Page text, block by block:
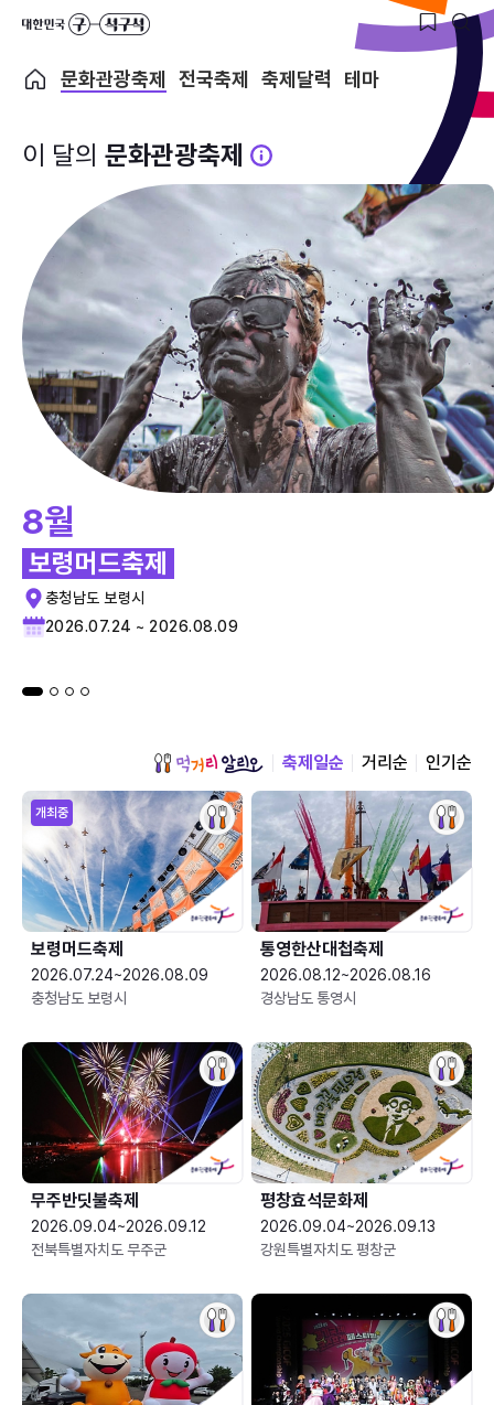
문화관광축제 전국축제 축제달력 테마
이 달의 문화관광축제
8월
보령머드축제
충청남도 보령시
2026.07.24 ~ 2026.08.09
축제일순 거리순 인기순
개최중
보령머드축제
2026.07.24~2026.08.09
충청남도 보령시
통영한산대첩축제
2026.08.12~2026.08.16
경상남도 통영시
무주반딧불축제
2026.09.04~2026.09.12
전북특별자치도 무주군
평창효석문화제
2026.09.04~2026.09.13
강원특별자치도 평창군